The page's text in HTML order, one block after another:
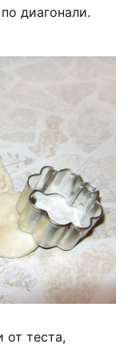
диагонали.
от теста,